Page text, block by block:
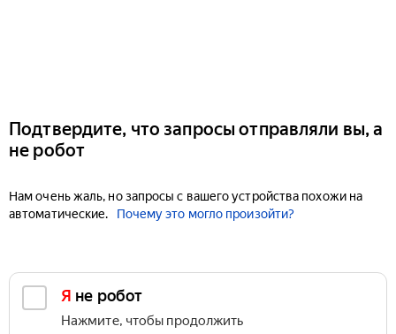
Подтвердите, что запросы отправляли вы, а
не робот
Нам очень жаль, но запросы с вашего устройства похожи на
автоматические.
Почему это могло произойти?
Я не робот
Нажмите, чтобы продолжить